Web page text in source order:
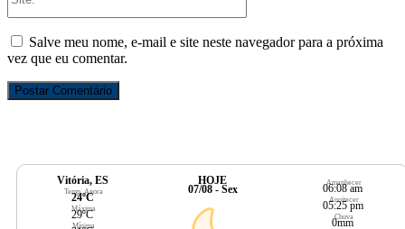
Salve meu nome, e-mail e site neste navegador para a próxima
vez que eu comentar.
Vitória, ES
Temp. Agora
24ºC
Máxima
29ºC
Mínima
HOJE
07/08 - Sex
Amanhecer
06:08 am
Anoitecer
05:25 pm
Chuva
0mm